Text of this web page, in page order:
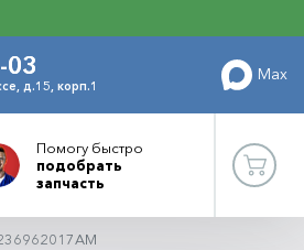
03
д.15, корп.1
Max
Помогу быстро
подобрать
запчасть